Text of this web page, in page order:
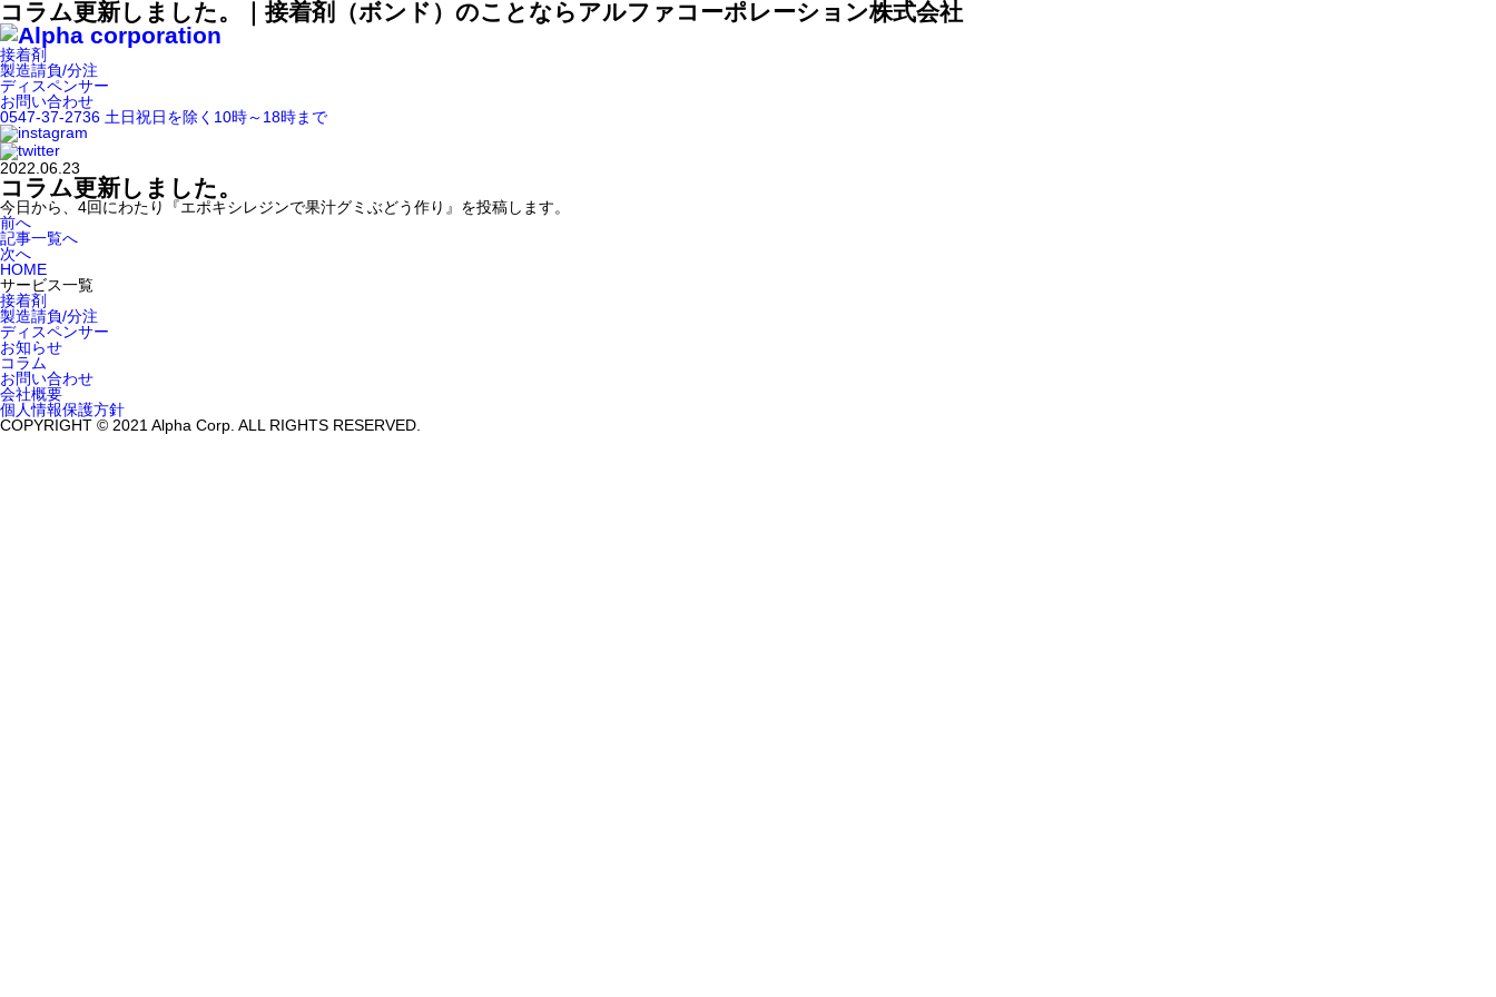
コラム更新しました。｜接着剤（ボンド）のことならアルファコーポレーション株式会社
接着剤
製造請負/分注
ディスペンサー
お問い合わせ
0547-37-2736 土日祝日を除く10時～18時まで
2022.06.23
コラム更新しました。
今日から、4回にわたり『エポキシレジンで果汁グミぶどう作り』を投稿します。
前へ
記事一覧へ
次へ
HOME
サービス一覧
接着剤
製造請負/分注
ディスペンサー
お知らせ
コラム
お問い合わせ
会社概要
個人情報保護方針
COPYRIGHT © 2021 Alpha Corp. ALL RIGHTS RESERVED.